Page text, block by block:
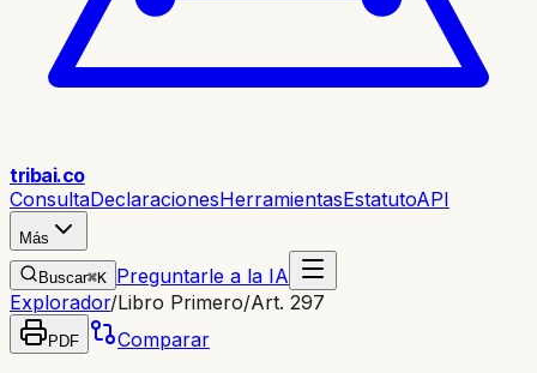
tribai.co
ConsultaDeclaracionesHerramientasEstatutoAPI
Más
Buscar⌘K Preguntarle a la IA
Explorador/Libro Primero/Art. 297
PDF Comparar